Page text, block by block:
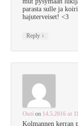
parasta sulle ja
hajuterveiset! <3
Reply ↓
Outi on 14.5.2016 at
Kolmannen kerran